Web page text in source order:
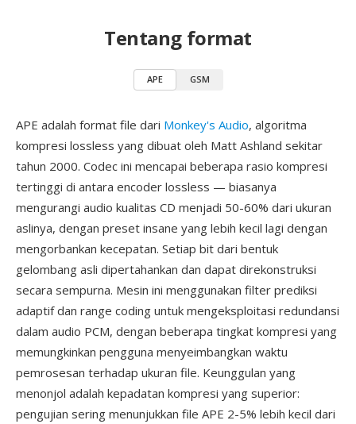
Tentang format
APE GSM
APE adalah format file dari Monkey's Audio, algoritma
kompresi lossless yang dibuat oleh Matt Ashland sekitar
tahun 2000. Codec ini mencapai beberapa rasio kompresi
tertinggi di antara encoder lossless — biasanya
mengurangi audio kualitas CD menjadi 50-60% dari ukuran
aslinya, dengan preset insane yang lebih kecil lagi dengan
mengorbankan kecepatan. Setiap bit dari bentuk
gelombang asli dipertahankan dan dapat direkonstruksi
secara sempurna. Mesin ini menggunakan filter prediksi
adaptif dan range coding untuk mengeksploitasi redundansi
dalam audio PCM, dengan beberapa tingkat kompresi yang
memungkinkan pengguna menyeimbangkan waktu
pemrosesan terhadap ukuran file. Keunggulan yang
menonjol adalah kepadatan kompresi yang superior:
pengujian sering menunjukkan file APE 2-5% lebih kecil dari